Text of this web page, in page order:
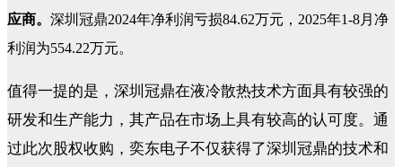
应商。 深圳冠鼎2024年净利润亏损84.62万元，2025年1-8月净
利润为554.22万元。
值得一提的是，深圳冠鼎在液冷散热技术方面具有较强的
研发和生产能力，其产品在市场上具有较高的认可度。通
过此次股权收购，奕东电子不仅获得了深圳冠鼎的技术和